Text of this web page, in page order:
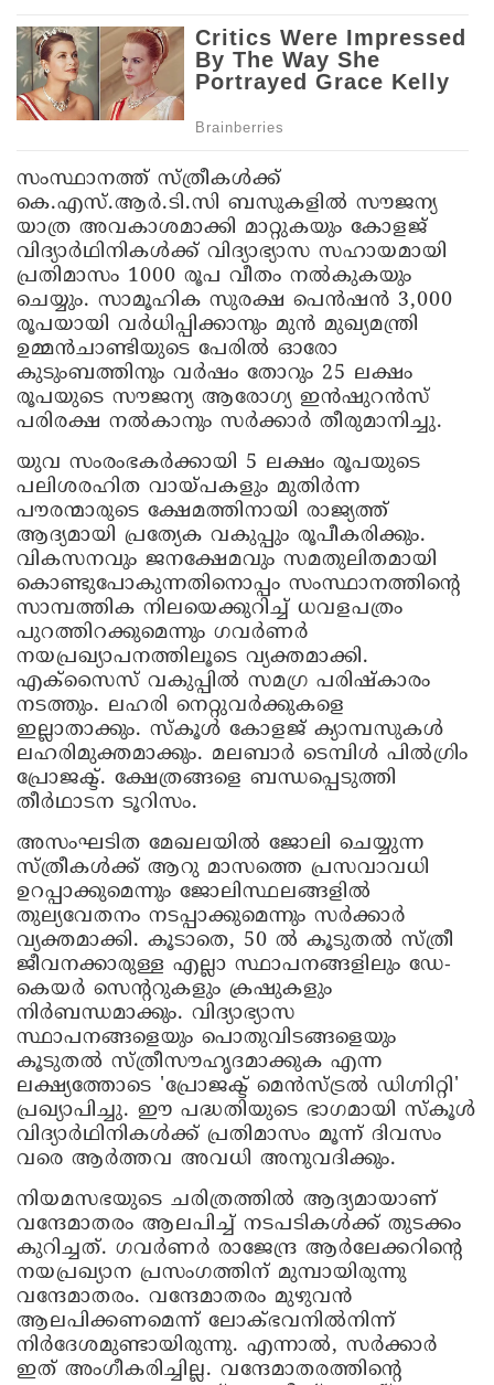
സംസ്ഥാനത്ത് സ്ത്രീകൾക്ക്
കെ.എസ്.ആർ.ടി.സി ബസുകളിൽ സൗജന്യ
യാത്ര അവകാശമാക്കി മാറ്റുകയും കോളജ്
വിദ്യാർഥിനികൾക്ക് വിദ്യാഭ്യാസ സഹായമായി
പ്രതിമാസം 1000 രൂപ വീതം നൽകുകയും
ചെയ്യും. സാമൂഹിക സുരക്ഷ പെൻഷൻ 3,000
രൂപയായി വർധിപ്പിക്കാനും മുൻ മുഖ്യമന്ത്രി
ഉമ്മൻചാണ്ടിയുടെ പേരിൽ ഓരോ
കുടുംബത്തിനും വർഷം തോറും 25 ലക്ഷം
രൂപയുടെ സൗജന്യ ആരോഗ്യ ഇൻഷുറൻസ്
പരിരക്ഷ നൽകാനും സർക്കാർ തീരുമാനിച്ചു.
യുവ സംരംഭകർക്കായി 5 ലക്ഷം രൂപയുടെ
പലിശരഹിത വായ്പകളും മുതിർന്ന
പൗരന്മാരുടെ ക്ഷേമത്തിനായി രാജ്യത്ത്
ആദ്യമായി പ്രത്യേക വകുപ്പും രൂപീകരിക്കും.
വികസനവും ജനക്ഷേമവും സമതുലിതമായി
കൊണ്ടുപോകുന്നതിനൊപ്പം സംസ്ഥാനത്തിന്റെ
സാമ്പത്തിക നിലയെക്കുറിച്ച് ധവളപത്രം
പുറത്തിറക്കുമെന്നും ഗവർണർ
നയപ്രഖ്യാപനത്തിലൂടെ വ്യക്തമാക്കി.
എക്സൈസ് വകുപ്പിൽ സമ​ഗ്ര പരിഷ്കാരം
നടത്തും. ലഹരി നെറ്റുവർക്കുകളെ
ഇല്ലാതാക്കും. സ്കൂൾ കോളജ് ക്യാമ്പസുകൾ
ലഹരിമുക്തമാക്കും. മലബാർ ടെമ്പിൾ പിൽ​ഗ്രിം
പ്രോജക്ട്. ക്ഷേത്രങ്ങളെ ബന്ധപ്പെടുത്തി
തീർഥാടന ടൂറിസം.
അസംഘടിത മേഖലയിൽ ജോലി ചെയ്യുന്ന
സ്ത്രീകൾക്ക് ആറു മാസത്തെ പ്രസവാവധി
ഉറപ്പാക്കുമെന്നും ജോലിസ്ഥലങ്ങളിൽ
തുല്യവേതനം നടപ്പാക്കുമെന്നും സർക്കാർ
വ്യക്തമാക്കി. കൂടാതെ, 50 ൽ കൂടുതൽ സ്ത്രീ
ജീവനക്കാരുള്ള എല്ലാ സ്ഥാപനങ്ങളിലും ഡേ-
കെയർ സെന്ററുകളും ക്രഷുകളും
നിർബന്ധമാക്കും. വിദ്യാഭ്യാസ
സ്ഥാപനങ്ങളെയും പൊതുവിടങ്ങളെയും
കൂടുതൽ സ്ത്രീസൗഹൃദമാക്കുക എന്ന
ലക്ഷ്യത്തോടെ 'പ്രോജക്ട് മെൻസ്ട്രൽ ഡിഗ്നിറ്റി'
പ്രഖ്യാപിച്ചു. ഈ പദ്ധതിയുടെ ഭാഗമായി സ്കൂൾ
വിദ്യാർഥിനികൾക്ക് പ്രതിമാസം മൂന്ന് ദിവസം
വരെ ആർത്തവ അവധി അനുവദിക്കും.
നിയമസഭയുടെ ചരിത്രത്തില്‍ ആദ്യമായാണ്
വന്ദേമാതരം ആലപിച്ച് നടപടികൾക്ക് തുടക്കം
കുറിച്ചത്. ഗവർണർ രാജേന്ദ്ര ആർലേക്കറിന്റെ
നയപ്രഖ്യാന പ്രസംഗത്തിന് മുമ്പായിരുന്നു
വന്ദേമാതരം. വന്ദേമാതരം മുഴുവന്‍
ആലപിക്കണമെന്ന് ലോക്ഭവനിൽനിന്ന്
നിർദേശമുണ്ടായിരുന്നു. എന്നാൽ, സര്‍ക്കാര്‍
ഇത് അംഗീകരിച്ചില്ല. വന്ദേമാതരത്തിന്റെ